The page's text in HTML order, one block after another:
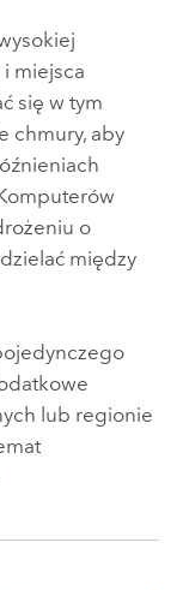
miejsca
się w tym
chmury, aby
o
między
lub regionie